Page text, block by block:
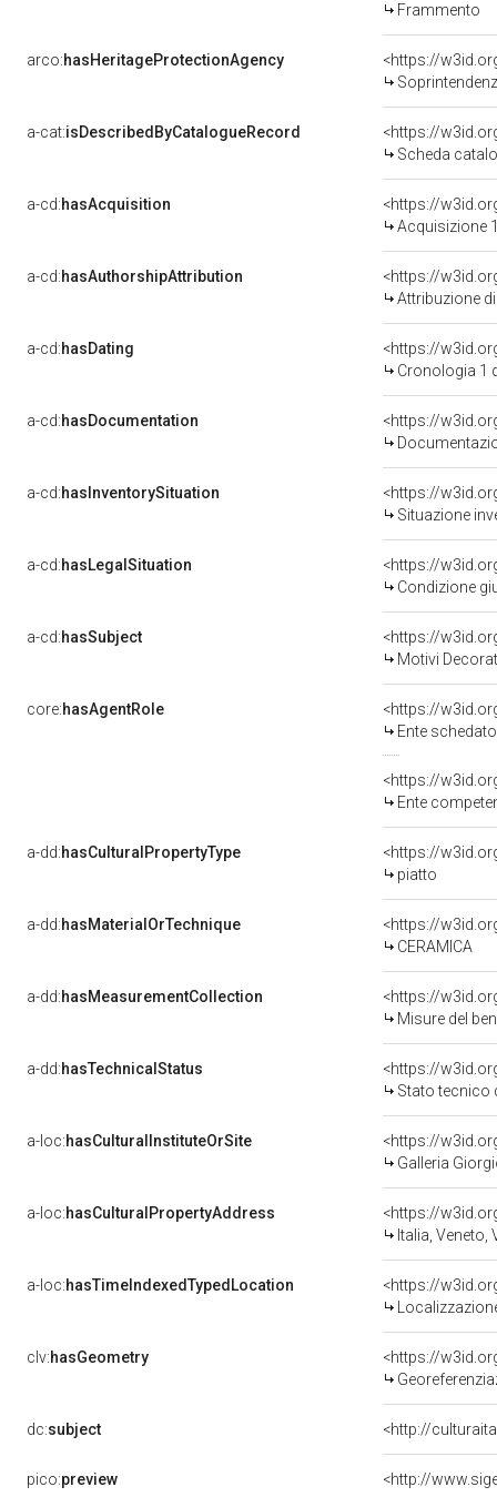
Frammento
arco:hasHeritageProtectionAgency
<https://
Soprintendenza
a-cat:isDescribedByCatalogueRecord
<https://
Scheda
a-cd:hasAcquisition
<https://
Acquisizione
a-cd:hasAuthorshipAttribution
Attribuzione
a-cd:hasDating
<https://
Cronologia 1
a-cd:hasDocumentation
a-cd:hasInventorySituation
<https://
Situazione
a-cd:hasLegalSituation
<https://
Condizione
a-cd:hasSubject
<https://
Motivi
core:hasAgentRole
<https://
Ente
<https://
Ente competente per tutela
a-dd:hasCulturalPropertyType
piatto
a-dd:hasMaterialOrTechnique
<https://
CERAMICA
a-dd:hasMeasurementCollection
<https://
Misure del
a-dd:hasTechnicalStatus
<https://
Stato tecnico
a-loc:hasCulturalInstituteOrSite
<https://
Galleria
a-loc:hasCulturalPropertyAddress
<https://
Italia, Veneto,
a-loc:hasTimeIndexedTypedLocation
<https://
clv:hasGeometry
<https://
dc:subject <http://
pico:preview